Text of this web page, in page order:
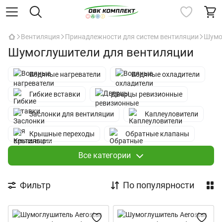
Вентиляция Принадлежности для систем вентиляции
Шумоглушители для вентиляции
Водяные нагреватели Водяные охладители
Гибкие вставки Дверцы ревизионные
Заслонки для вентиляции Каплеуловители
Крышные переходы Обратные клапаны
Пластинчатые рекуператоры
Фильтры для вентиляции
Все категории
Фильтр По популярности